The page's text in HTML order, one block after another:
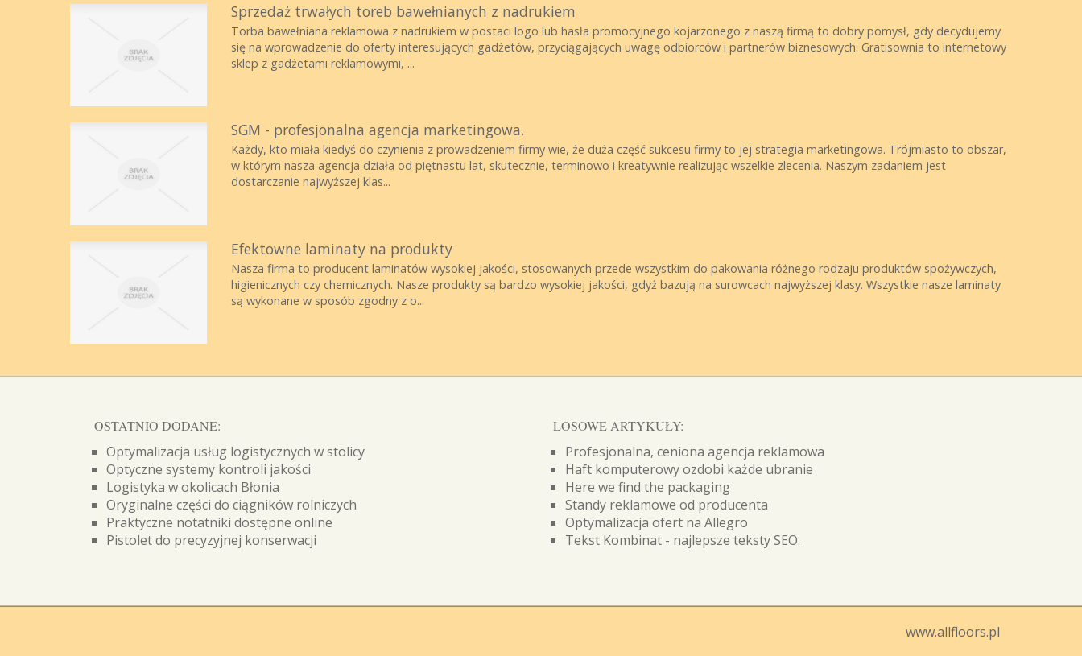
Sprzedaż trwałych toreb bawełnianych z nadrukiem
Torba bawełniana reklamowa z nadrukiem w postaci logo lub hasła promocyjnego kojarzonego z naszą firmą to dobry pomysł, gdy decydujemy
się na wprowadzenie do oferty interesujących gadżetów, przyciągających uwagę odbiorców i partnerów biznesowych. Gratisownia to internetowy
sklep z gadżetami reklamowymi, ...
SGM - profesjonalna agencja marketingowa.
Każdy, kto miała kiedyś do czynienia z prowadzeniem firmy wie, że duża część sukcesu firmy to jej strategia marketingowa. Trójmiasto to obszar,
w którym nasza agencja działa od piętnastu lat, skutecznie, terminowo i kreatywnie realizując wszelkie zlecenia. Naszym zadaniem jest
dostarczanie najwyższej klas...
Efektowne laminaty na produkty
Nasza firma to producent laminatów wysokiej jakości, stosowanych przede wszystkim do pakowania różnego rodzaju produktów spożywczych,
higienicznych czy chemicznych. Nasze produkty są bardzo wysokiej jakości, gdyż bazują na surowcach najwyższej klasy. Wszystkie nasze laminaty
są wykonane w sposób zgodny z o...
OSTATNIO DODANE:
Optymalizacja usług logistycznych w stolicy
Optyczne systemy kontroli jakości
Logistyka w okolicach Błonia
Oryginalne części do ciągników rolniczych
Praktyczne notatniki dostępne online
Pistolet do precyzyjnej konserwacji
LOSOWE ARTYKUŁY:
Profesjonalna, ceniona agencja reklamowa
Haft komputerowy ozdobi każde ubranie
Here we find the packaging
Standy reklamowe od producenta
Optymalizacja ofert na Allegro
Tekst Kombinat - najlepsze teksty SEO.
www.allfloors.pl